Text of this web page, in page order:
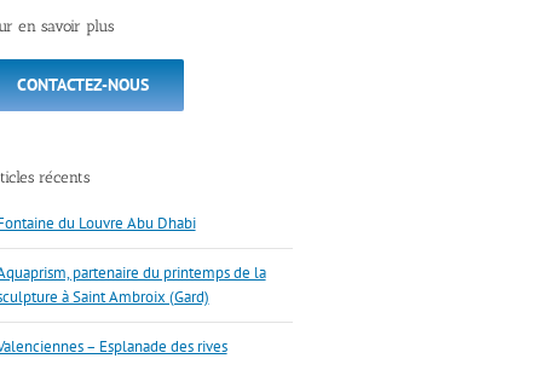
en savoir plus
CONTACTEZ-NOUS
récents
du Louvre Abu Dhabi
partenaire du printemps de la
à Saint Ambroix (Gard)
– Esplanade des rives